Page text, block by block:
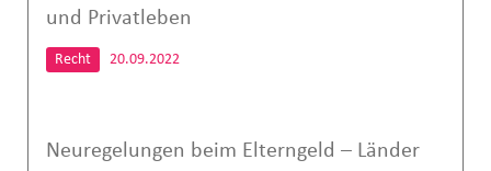
und Privatleben
Recht 20.09.2022
Neuregelungen beim Elterngeld – Länder